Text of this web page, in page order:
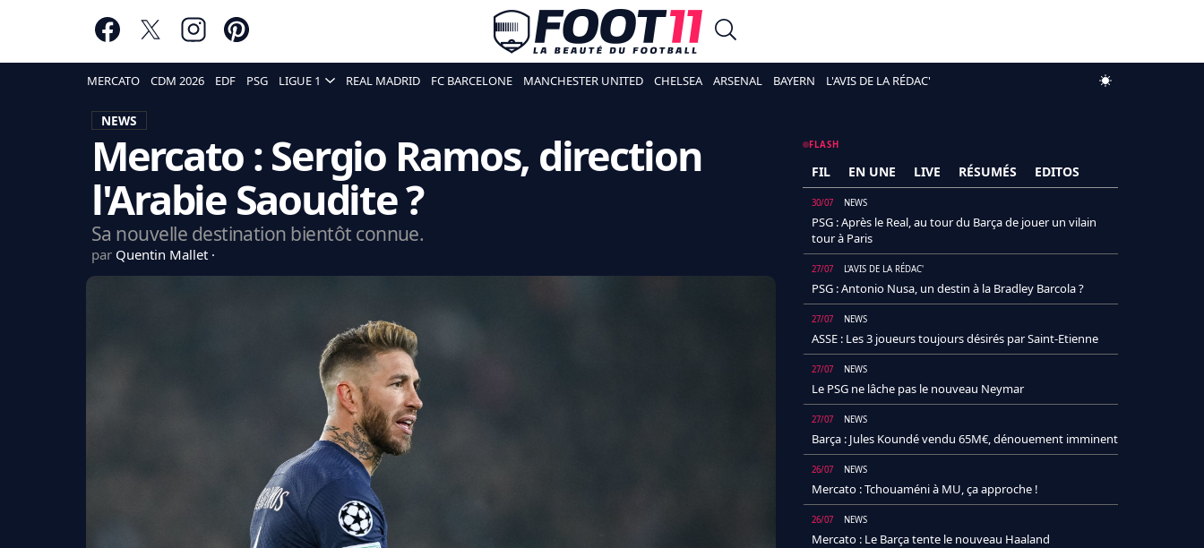
MERCATO CDM 2026 EDF PSG LIGUE 1 REAL MADRID FC BARCELONE MANCHESTER UNITED CHELSEA ARSENAL BAYERN L'AVIS DE LA RÉDAC'
NEWS
Mercato : Sergio Ramos, direction
l'Arabie Saoudite ?
Sa nouvelle destination bientôt connue.
par Quentin Mallet
FLASH
FIL EN UNE LIVE RÉSUMÉS EDITOS
30/07 NEWS
PSG : Après le Real, au tour du Barça de jouer un vilain
tour à Paris
27/07 L'AVIS DE LA RÉDAC'
PSG : Antonio Nusa, un destin à la Bradley Barcola ?
27/07 NEWS
ASSE : Les 3 joueurs toujours désirés par Saint-Etienne
27/07 NEWS
Le PSG ne lâche pas le nouveau Neymar
27/07 NEWS
Barça : Jules Koundé vendu 65M€, dénouement imminent
26/07 NEWS
Mercato : Tchouaméni à MU, ça approche !
26/07 NEWS
Mercato : Le Barça tente le nouveau Haaland